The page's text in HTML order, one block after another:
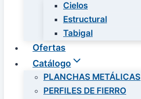
Cielos
Estructural
Tabigal
Ofertas
Catálogo
PLANCHAS METÁLICAS
PERFILES DE FIERRO